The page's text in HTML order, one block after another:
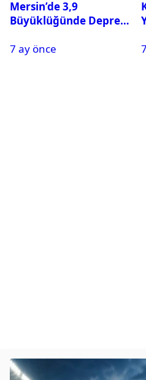
Mersin’de 3,9
Büyüklüğünde Deprem
7 ay önce